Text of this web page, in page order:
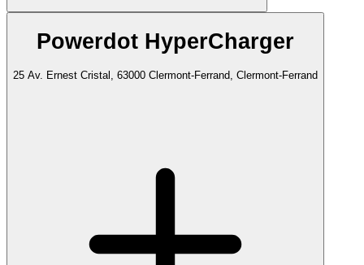
Powerdot HyperCharger
25 Av. Ernest Cristal, 63000 Clermont-Ferrand, Clermont-Ferrand